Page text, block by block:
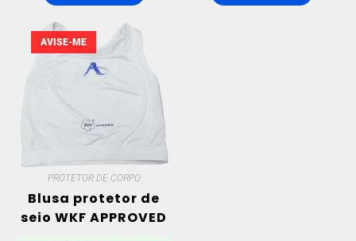
AVISE-ME
PROTETOR DE CORPO
Blusa protetor de
seio WKF APPROVED